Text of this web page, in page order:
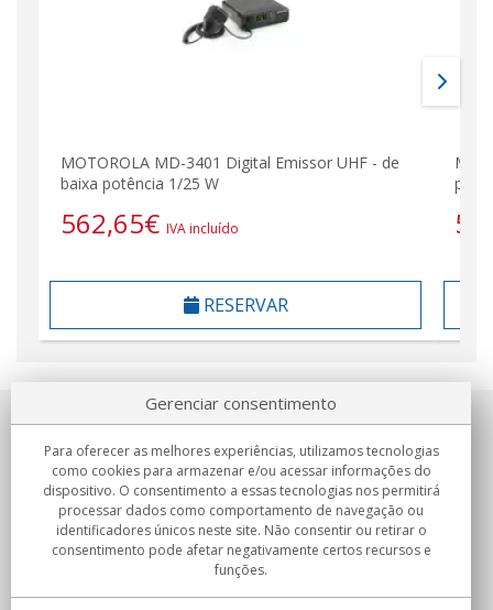
MOTOROLA MD-3401 Digital Emissor UHF - de
baixa potência 1/25 W
562,65€ IVA incluído
RESERVAR
Sobre nosotros
Compromissos
Compras
Gerenciar consentimento
Para oferecer as melhores experiências, utilizamos tecnologias
como cookies para armazenar e/ou acessar informações do
dispositivo. O consentimento a essas tecnologias nos permitirá
processar dados como comportamento de navegação ou
identificadores únicos neste site. Não consentir ou retirar o
consentimento pode afetar negativamente certos recursos e
funções.